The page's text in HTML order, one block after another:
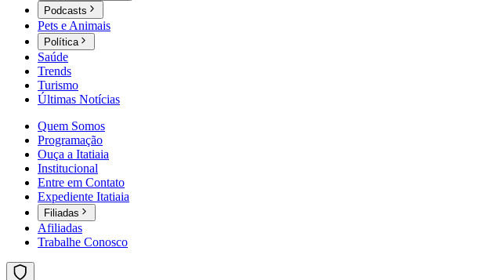
Podcasts
Pets e Animais
Política
Saúde
Trends
Turismo
Últimas Notícias
Quem Somos
Programação
Ouça a Itatiaia
Institucional
Entre em Contato
Expediente Itatiaia
Filiadas
Afiliadas
Trabalhe Conosco